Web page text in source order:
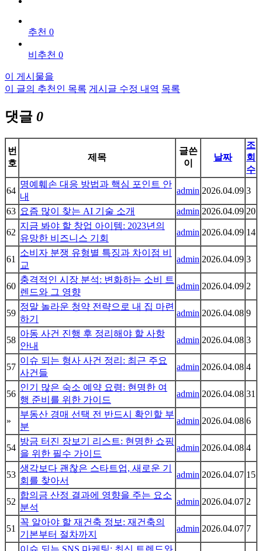
추천 0
비추천 0
이 게시물을
이 글의 추천인 목록 게시글 수정 내역 목록
댓글 0
번
호
제목
글쓴
이
날짜
조
회
수
64
명예훼손 대응 방법과 핵심 포인트 안
내
admin 2026.04.09 3
63 요즘 많이 찾는 AI 기술 소개 admin 2026.04.09 20
62
지금 봐야 할 창업 아이템: 2023년의
유망한 비즈니스 기회
admin 2026.04.09 14
61
소비자 분쟁 유형별 특징과 차이점 비
교
admin 2026.04.09 3
60
충격적인 시장 분석: 변화하는 소비 트
렌드와 그 영향
admin 2026.04.09 2
59
정말 놀라운 청약 전략으로 내 집 마련
하기
admin 2026.04.08 9
58
아동 사건 진행 후 정리해야 할 사항
안내
admin 2026.04.08 3
57
이슈 되는 형사 사건 정리: 최근 주요
사건들
admin 2026.04.08 4
56
인기 많은 숙소 예약 요령: 현명한 여
행 준비를 위한 가이드
admin 2026.04.08 31
»
부동산 경매 선택 전 반드시 확인할 부
분
admin 2026.04.08 6
54
방금 터진 장보기 리스트: 현명한 쇼핑
을 위한 필수 가이드
admin 2026.04.08 4
53
생각보다 괜찮은 스타트업, 새로운 기
회를 찾아서
admin 2026.04.07 15
52
합의금 산정 결과에 영향을 주는 요소
분석
admin 2026.04.07 2
51
꼭 알아야 할 재건축 정보: 재건축의
기본부터 절차까지
admin 2026.04.07 7
이슈 되는 SNS 마케팅: 최신 트렌드와